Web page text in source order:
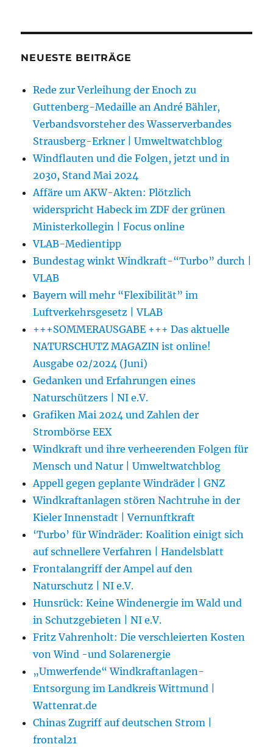
NEUESTE BEITRÄGE
Rede zur Verleihung der Enoch zu
Guttenberg-Medaille an André Bähler,
Verbandsvorsteher des Wasserverbandes
Strausberg-Erkner | Umweltwatchblog
Windflauten und die Folgen, jetzt und in
2030, Stand Mai 2024
Affäre um AKW-Akten: Plötzlich
widerspricht Habeck im ZDF der grünen
Ministerkollegin | Focus online
VLAB-Medientipp
Bundestag winkt Windkraft-“Turbo” durch |
VLAB
Bayern will mehr “Flexibilität” im
Luftverkehrsgesetz | VLAB
+++SOMMERAUSGABE +++ Das aktuelle
NATURSCHUTZ MAGAZIN ist online!
Ausgabe 02/2024 (Juni)
Gedanken und Erfahrungen eines
Naturschützers | NI e.V.
Grafiken Mai 2024 und Zahlen der
Strombörse EEX
Windkraft und ihre verheerenden Folgen für
Mensch und Natur | Umweltwatchblog
Appell gegen geplante Windräder | GNZ
Windkraftanlagen stören Nachtruhe in der
Kieler Innenstadt | Vernunftkraft
‘Turbo’ für Windräder: Koalition einigt sich
auf schnellere Verfahren | Handelsblatt
Frontalangriff der Ampel auf den
Naturschutz | NI e.V.
Hunsrück: Keine Windenergie im Wald und
in Schutzgebieten | NI e.V.
Fritz Vahrenholt: Die verschleierten Kosten
von Wind -und Solarenergie
„Umwerfende“ Windkraftanlagen-
Entsorgung im Landkreis Wittmund |
Wattenrat.de
Chinas Zugriff auf deutschen Strom |
frontal21